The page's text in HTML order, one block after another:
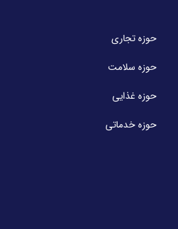
حوزه تجاری
حوزه سلامت
حوزه غذایی
حوزه خدماتی